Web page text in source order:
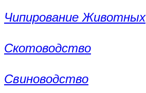
Чипирование Животных
Скотоводство
Свиноводство